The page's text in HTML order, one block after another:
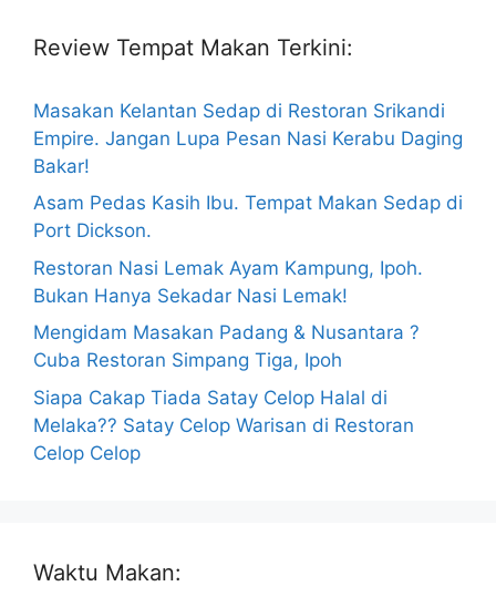
Review Tempat Makan Terkini:
Masakan Kelantan Sedap di Restoran Srikandi
Empire. Jangan Lupa Pesan Nasi Kerabu Daging
Bakar!
Asam Pedas Kasih Ibu. Tempat Makan Sedap di
Port Dickson.
Restoran Nasi Lemak Ayam Kampung, Ipoh.
Bukan Hanya Sekadar Nasi Lemak!
Mengidam Masakan Padang & Nusantara ?
Cuba Restoran Simpang Tiga, Ipoh
Siapa Cakap Tiada Satay Celop Halal di
Melaka?? Satay Celop Warisan di Restoran
Celop Celop
Waktu Makan: